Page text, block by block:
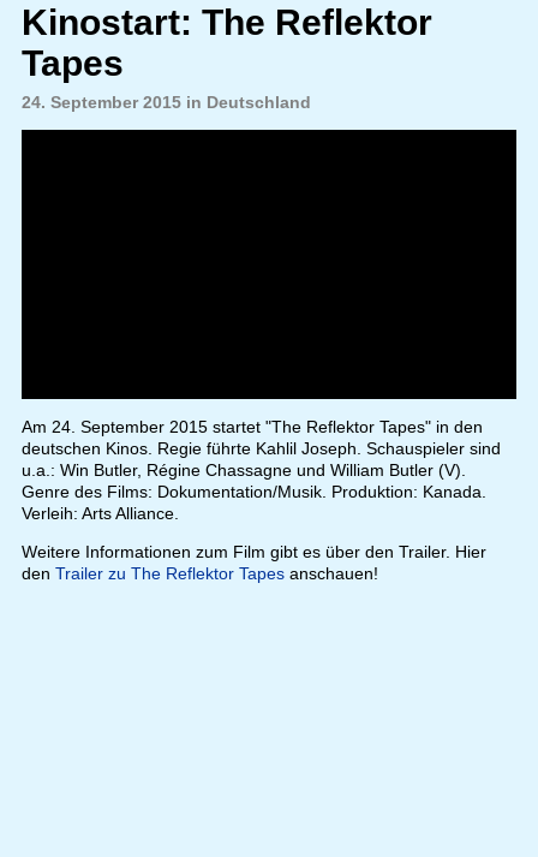
Kinostart: The Reflektor
Tapes
24. September 2015 in Deutschland
Am 24. September 2015 startet "The Reflektor Tapes" in den
deutschen Kinos. Regie führte Kahlil Joseph. Schauspieler sind
u.a.: Win Butler, Régine Chassagne und William Butler (V).
Genre des Films: Dokumentation/Musik. Produktion: Kanada.
Verleih: Arts Alliance.
Weitere Informationen zum Film gibt es über den Trailer. Hier
den Trailer zu The Reflektor Tapesanschauen!